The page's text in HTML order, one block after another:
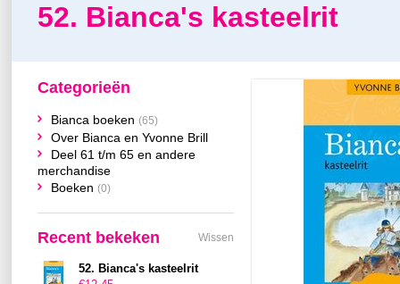
52. Bianca's kasteelrit
Categorieën
Bianca boeken (65)
Over Bianca en Yvonne Brill
Deel 61 t/m 65 en andere
merchandise
Boeken (0)
Recent bekeken Wissen
52. Bianca's kasteelrit